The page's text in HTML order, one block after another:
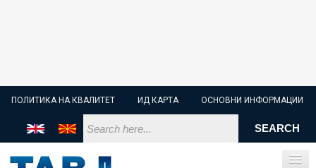
ПОЛИТИКА НА КВАЛИТЕТ ИД КАРТА ОСНОВНИ ИНФОРМАЦИИ